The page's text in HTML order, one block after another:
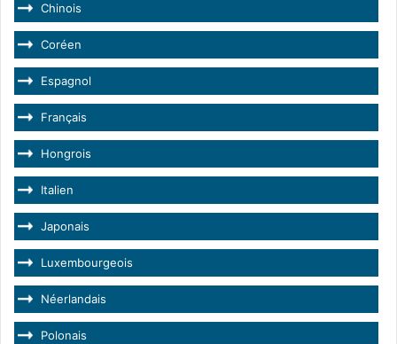
Chinois
Coréen
Espagnol
Français
Hongrois
Italien
Japonais
Luxembourgeois
Néerlandais
Polonais